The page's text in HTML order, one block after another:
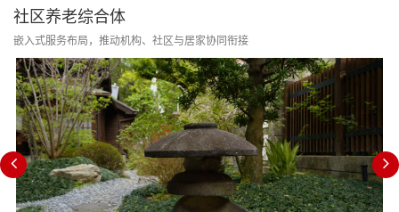
社区养老综合体
嵌入式服务布局，推动机构、社区与居家协同衔接